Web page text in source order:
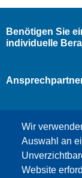
Wir
Auswahl an
Website
Benötigen Sie
individuelle